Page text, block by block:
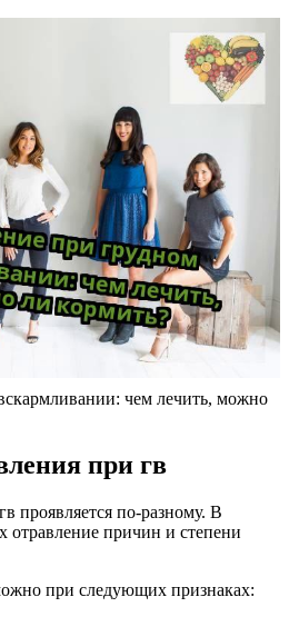
чем лечить, можно
при гв
проявляется по-разному. В
отравление причин и степени
при следующих признаках: